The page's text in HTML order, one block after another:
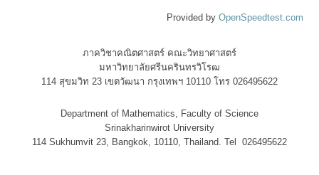
Provided by OpenSpeedtest.com
ภาควิชาคณิตศาสตร์ คณะวิทยาศาสตร์
มหาวิทยาลัยศรีนครินทรวิโรฒ
114 สุขมวิท 23 เขตวัฒนา กรุงเทพฯ 10110 โทร 026495622
Department of Mathematics, Faculty of Science
Srinakharinwirot University
114 Sukhumvit 23, Bangkok, 10110, Thailand. Tel 026495622